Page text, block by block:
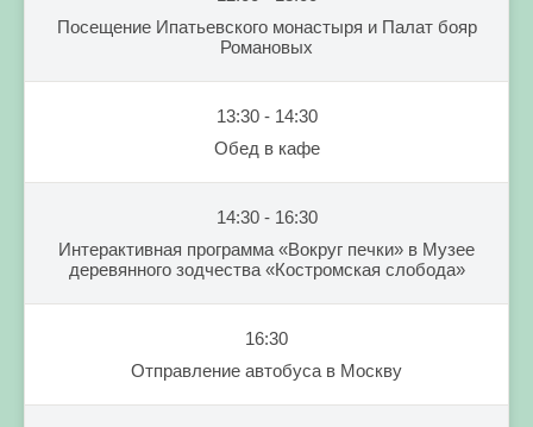
Посещение Ипатьевского монастыря и Палат бояр
Романовых
13:30 - 14:30
Обед в кафе
14:30 - 16:30
Интерактивная программа «Вокруг печки» в Музее
деревянного зодчества «Костромская слобода»
16:30
Отправление автобуса в Москву